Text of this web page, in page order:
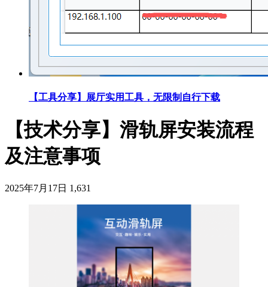
【工具分享】展厅实用工具，无限制自行下载
【技术分享】滑轨屏安装流程
及注意事项
2025年7月17日 1,631